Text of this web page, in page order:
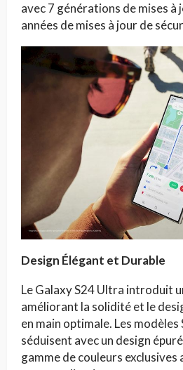
avec 7 générations de mises à
années de mises à jour de
Design Élégant et Durable
Le Galaxy S24 Ultra introduit
améliorant la solidité et le
en main optimale. Les modèles
séduisent avec un design
gamme de couleurs